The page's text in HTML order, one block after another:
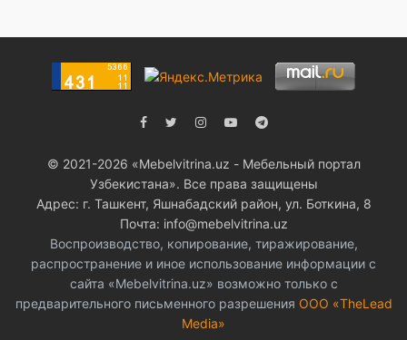
© 2021-2026 «Мebelvitrina.uz - Мебельный портал
Узбекистана». Все права защищены
Адрес: г. Ташкент, Яшнабадский район, ул. Боткина, 8
Почта: info@mebelvitrina.uz
Воспроизводство, копирование, тиражирование,
распространение и иное использование информации с
сайта «Mebelvitrina.uz» возможно только с
предварительного письменного разрешения ООО «TheLead
Media»